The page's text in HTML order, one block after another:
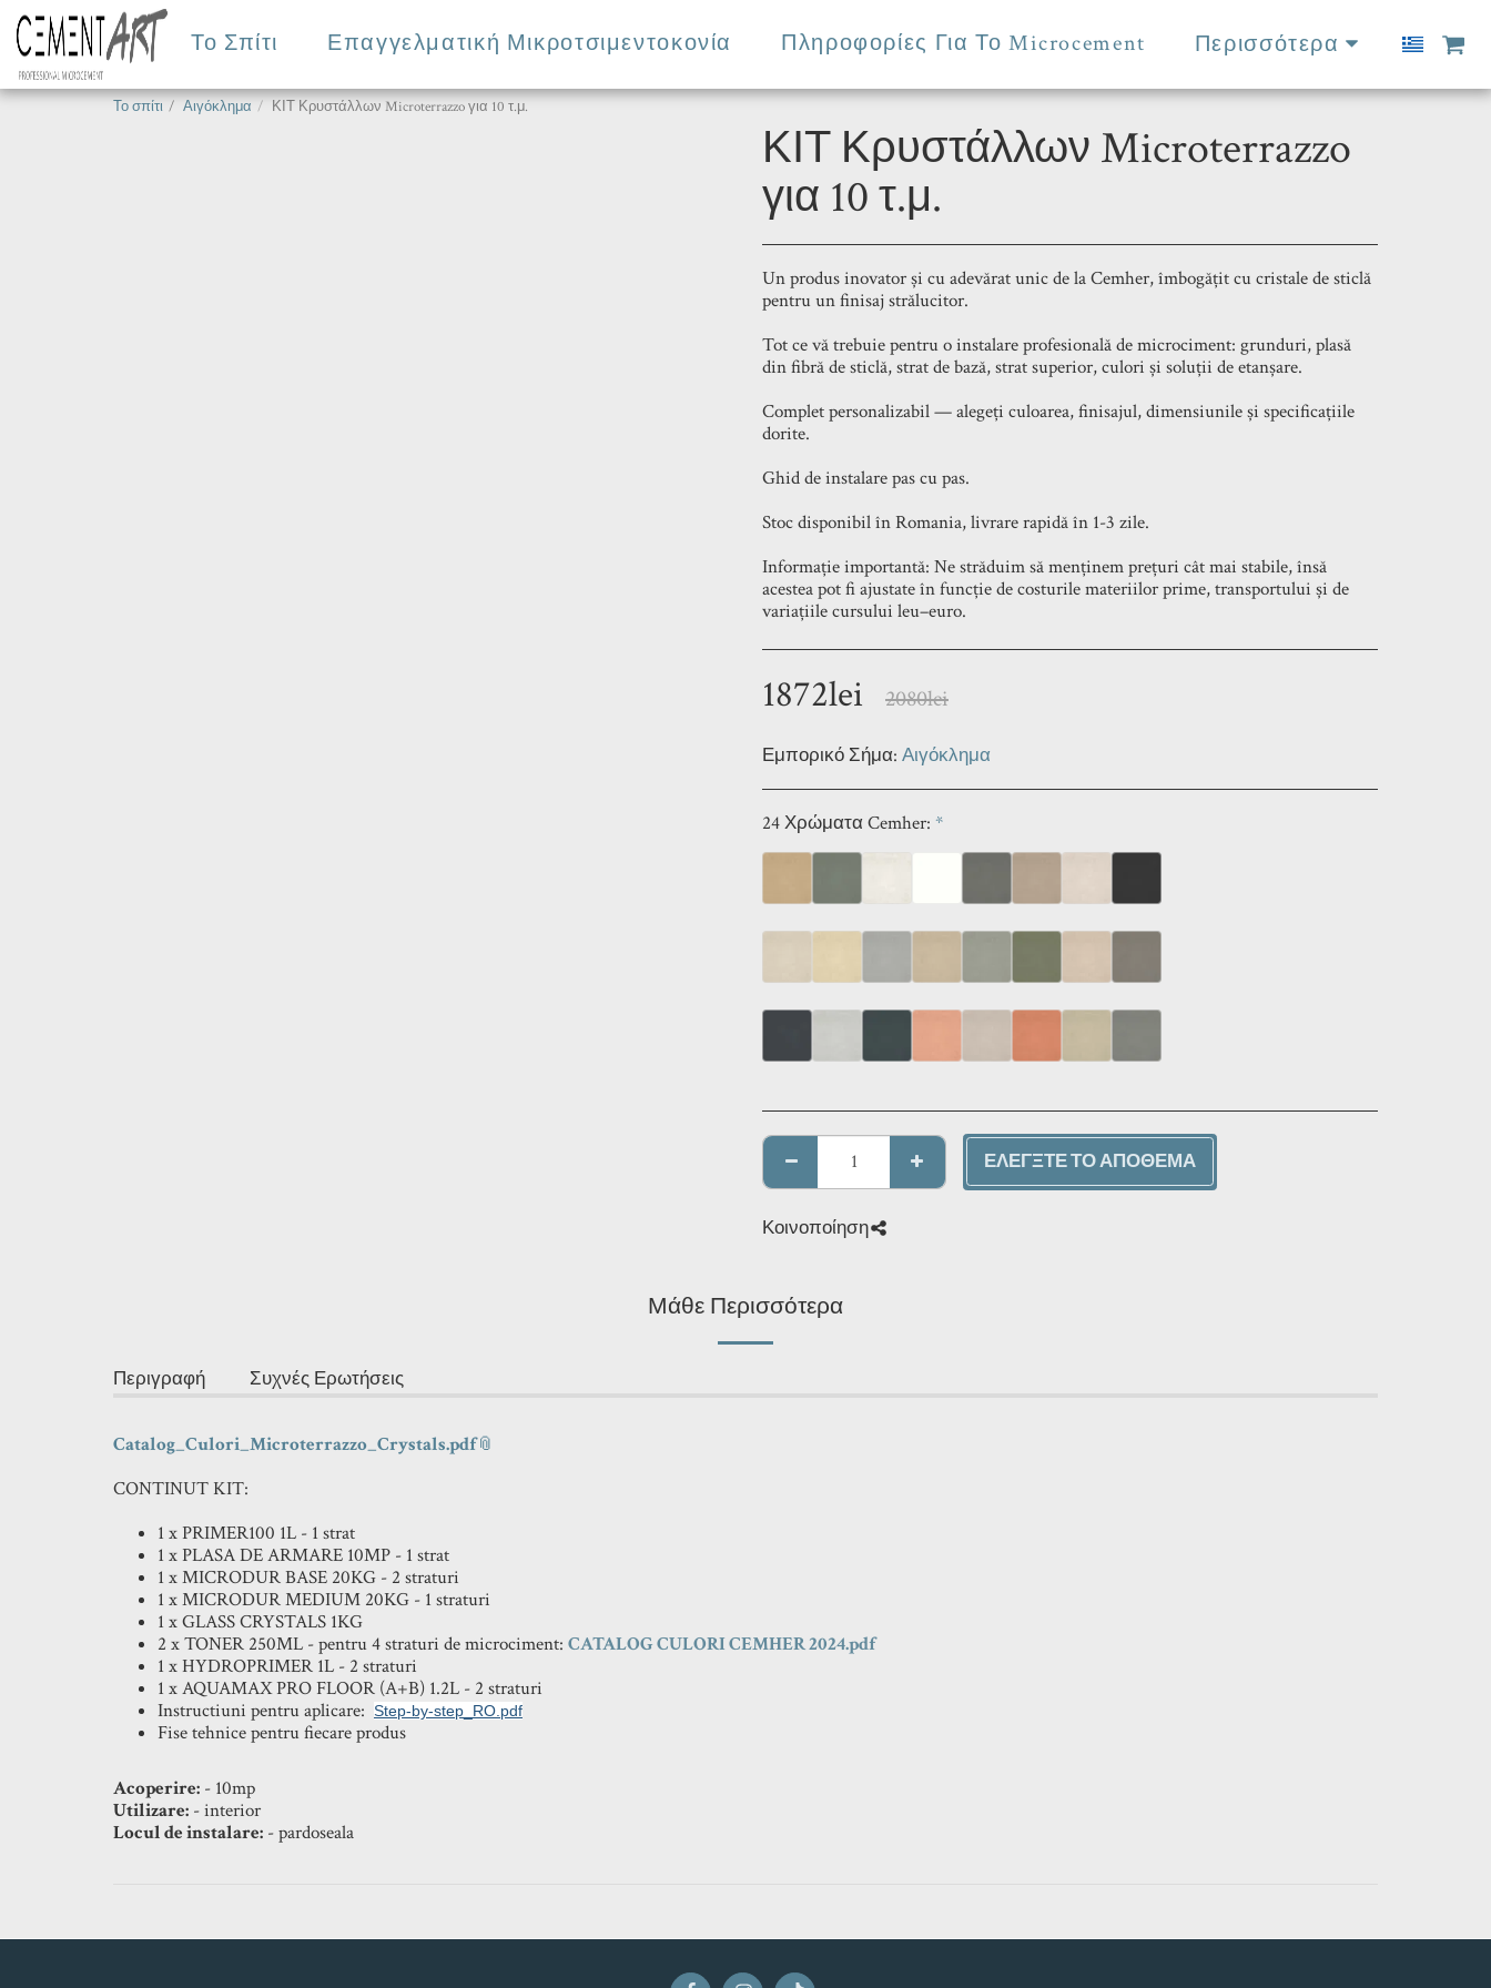
Το Σπίτι Επαγγελματική Μικροτσιμεντοκονία Πληροφορίες Για Το Microcement Περισσότερα
Το σπίτι Αιγόκλημα ΚΙΤ Κρυστάλλων Microterrazzo για 10 τ.μ.
ΚΙΤ Κρυστάλλων Microterrazzo
για 10 τ.μ.
Un produs inovator și cu adevărat unic de la Cemher, îmbogățit cu cristale de sticlă
pentru un finisaj strălucitor.
Tot ce vă trebuie pentru o instalare profesională de microciment: grunduri, plasă
din fibră de sticlă, strat de bază, strat superior, culori și soluții de etanșare.
Complet personalizabil — alegeți culoarea, finisajul, dimensiunile și specificațiile
dorite.
Ghid de instalare pas cu pas.
Stoc disponibil în Romania, livrare rapidă în 1-3 zile.
Informație importantă: Ne străduim să menținem prețuri cât mai stabile, însă
acestea pot fi ajustate în funcție de costurile materiilor prime, transportului și de
variațiile cursului leu–euro.
1872lei 2080lei
Εμπορικό Σήμα: Αιγόκλημα
24 Χρώματα Cemher: *
ΕΛΈΓΞΤΕ ΤΟ ΑΠΌΘΕΜΑ
Κοινοποίηση
Μάθε Περισσότερα
Περιγραφή Συχνές Ερωτήσεις
Catalog_Culori_Microterrazzo_Crystals.pdf
CONTINUT KIT:
1 x PRIMER100 1L - 1 strat
1 x PLASA DE ARMARE 10MP - 1 strat
1 x MICRODUR BASE 20KG - 2 straturi
1 x MICRODUR MEDIUM 20KG - 1 straturi
1 x GLASS CRYSTALS 1KG
2 x TONER 250ML - pentru 4 straturi de microciment: CATALOG CULORI CEMHER 2024.pdf
1 x HYDROPRIMER 1L - 2 straturi
1 x AQUAMAX PRO FLOOR (A+B) 1.2L - 2 straturi
Instructiuni pentru aplicare: Step-by-step_RO.pdf
Fise tehnice pentru fiecare produs
Acoperire: - 10mp
Utilizare: - interior
Locul de instalare: - pardoseala